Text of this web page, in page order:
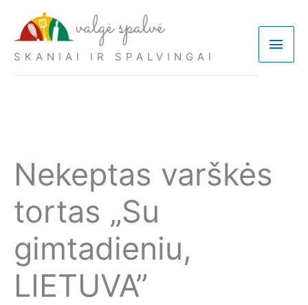
SKANIAI IR SPALVINGAI
Nekeptas varškės
tortas „Su
gimtadieniu,
LIETUVA”